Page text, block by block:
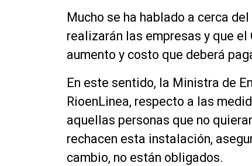
Mucho se ha hablado a cerca
realizarán las empresas y que
aumento y costo que deberá
En este sentido, la Ministra de
RioenLinea, respecto a las
aquellas personas que no
rechacen esta instalación,
cambio, no están obligados.